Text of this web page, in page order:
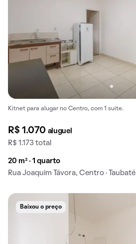
Kitnet para alugar no Centro, com 1 suíte.
R$ 1.070 aluguel
R$ 1.173 total
20 m² · 1 quarto
Rua Joaquim Távora, Centro · Taubaté
Baixou o preço